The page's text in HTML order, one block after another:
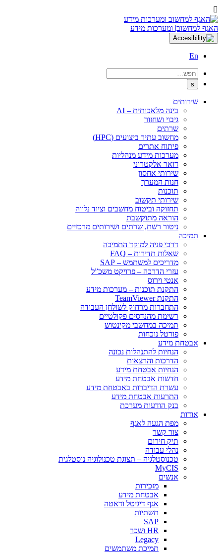
האגף למחשוב| ומערכות מידע
En
שירותים
בינה מלאכותית – AI
גיבוי ושחזור
שרתים
מחשוב עתיר ביצועים (HPC)
פיתוח אתרים
מערכות מידע מנהליות
דואר אלקטרוני
שירותי אחסון
חנות המערך
תוכנות
שירותי תקשוב
תחזוקה וביטוח מחשבים וציוד נלווה
הוראה מתוקשבת
ניטור רשת, שרתים ושירותים מרכזיים
תמיכה
דרכי פניה למוקד התמיכה
שאלות תדירות – FAQ
מדריכים למשתמש – SAP
עזרי הדרכה – פרויקט משכ”ל
אנטי וירוס
התקנת תוכנות – מערכות מידע
התקנת TeamViewer
התחברות מרחוק לשולחן העבודה
רשימת מהנדסים פקולטיים
תמיכה במחשבי מקינטוש
פורטל נוכחות
אבטחת מידע
הנחיות להתנהלות נכונה
הדרכות והרצאות
הנחיות אבטחת מידע
חדשות אבטחת מידע
עשרת הדיברות באבטחת מידע
התרעות אבטחת מידע
בנק הודעות מערכת
אודות
מפת הגעה לאגף
צור קשר
תיק חירום
נהלי עבודה
טכנוסטלגיה – תצוגת טכנולוגיה נוסטלגית
MyCIS
אנשים
מזכירות
אבטחת מידע
אגף דיגיטל ודאטה
תשתיות
SAP
HR ושכר
Legacy
תמיכת משתמשים